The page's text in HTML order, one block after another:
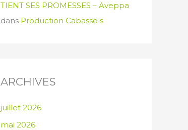
TIENT SES PROMESSES – Aveppa
dans Production Cabassols
ARCHIVES
juillet 2026
mai 2026